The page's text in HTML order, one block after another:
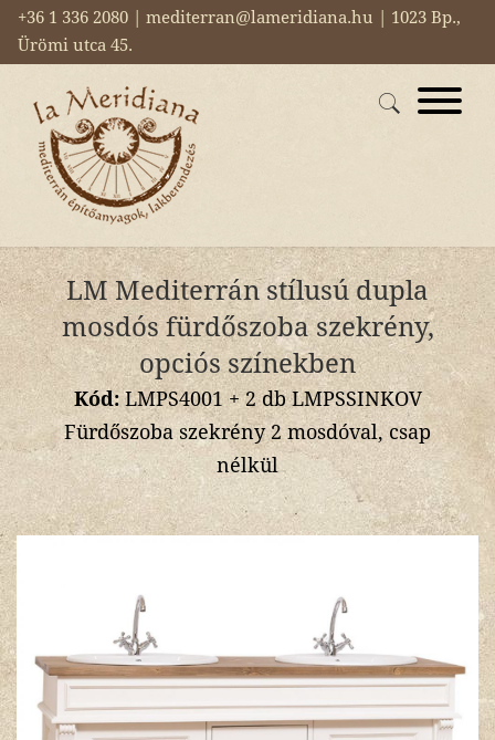
+36 1 336 2080 | mediterran@lameridiana.hu | 1023 Bp.,
Ürömi utca 45.
LM Mediterrán stílusú dupla
mosdós fürdőszoba szekrény,
opciós színekben
Kód:LMPS4001 + 2 db LMPSSINKOV
Fürdőszoba szekrény 2 mosdóval, csap
nélkül